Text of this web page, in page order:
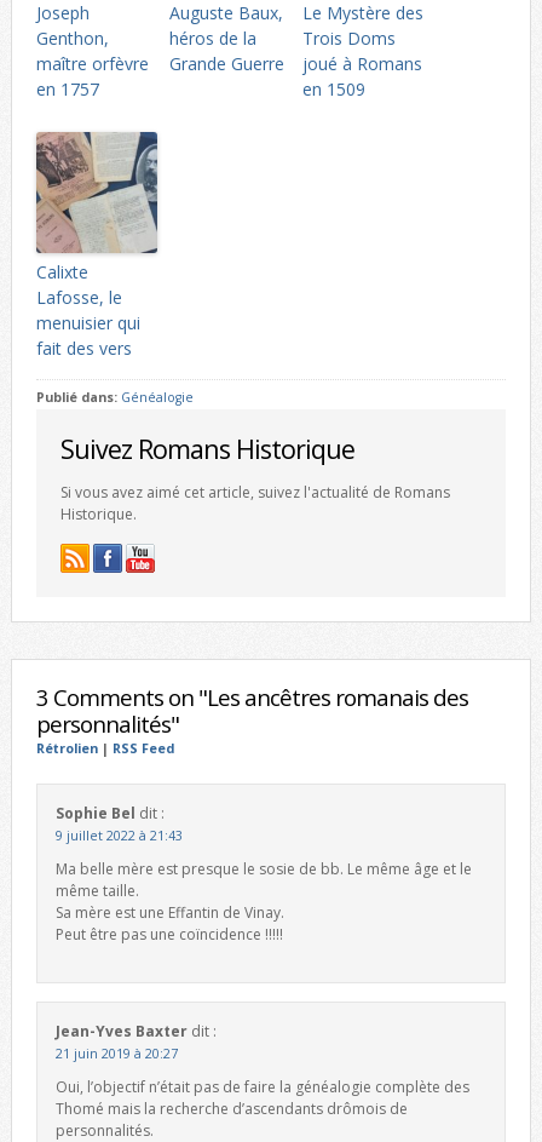
Joseph
Genthon,
maître orfèvre
en 1757
Auguste Baux,
héros de la
Grande Guerre
Le Mystère des
Trois Doms
joué à Romans
en 1509
Calixte
Lafosse, le
menuisier qui
fait des vers
Publié dans: Généalogie
Suivez Romans Historique
Si vous avez aimé cet article, suivez l'actualité de Romans
Historique.
3 Comments on "Les ancêtres romanais des
personnalités"
Rétrolien| RSS Feed
Sophie Bel dit :
9 juillet 2022 à 21:43
Ma belle mère est presque le sosie de bb. Le même âge et le
même taille.
Sa mère est une Effantin de Vinay.
Peut être pas une coïncidence !!!!!
Jean-Yves Baxter dit :
21 juin 2019 à 20:27
Oui, l’objectif n’était pas de faire la généalogie complète des
Thomé mais la recherche d’ascendants drômois de
personnalités.